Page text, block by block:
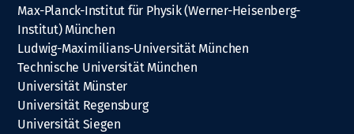
Max-Planck-Institut für Physik (Werner-Heisenberg-
Institut) München
Ludwig-Maximilians-Universität München
Technische Universität München
Universität Münster
Universität Regensburg
Universität Siegen